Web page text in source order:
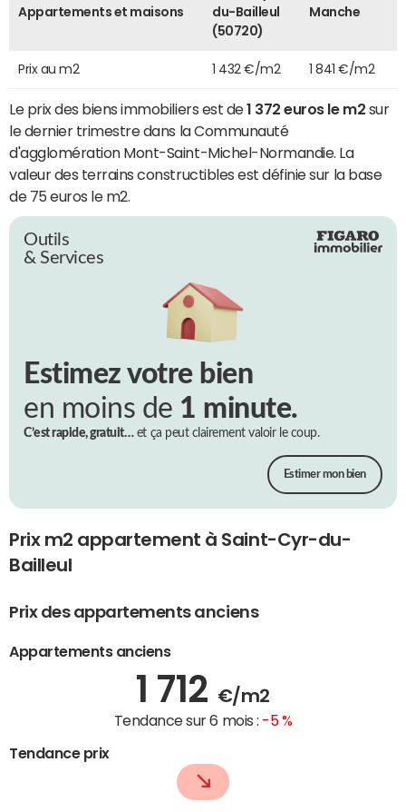
Appartements et maisons
du-Bailleul
(50720)
Manche
Prix au m2 1 432 €/m2 1 841 €/m2
Le prix des biens immobiliers est de1 372 euros le m2 sur
le dernier trimestre dans la Communauté
d'agglomération Mont-Saint-Michel-Normandie. La
valeur des terrains constructibles est définie sur la base
de 75 euros le m2.
Outils
& Services
Estimez votre bien
en moins de 1 minute.
C’est rapide, gratuit…et ça peut clairement valoir le coup.
Estimer mon bien
Prix m2 appartement à Saint-Cyr-du-
Bailleul
Prix des appartements anciens
Appartements anciens
1 712 €/m2
Tendance sur 6 mois : -5 %
Tendance prix